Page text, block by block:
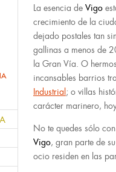
La esencia de Vigo
crecimiento de la
dejado postales tan
gallinas a menos de
la Gran Vía. O
incansables barrios
Industrial ; o villas
carácter marinero,
No te quedes sólo
Vigo, gran parte de
ocio residen en las